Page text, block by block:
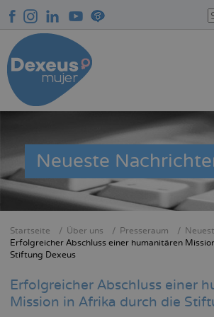
zum
Inhalt
Neueste
Breadcrumb
Startseite Über uns Presseraum
Erfolgreicher Abschluss einer humanitären
Stiftung Dexeus
Erfolgreicher Abschluss einer
Mission in Afrika durch die